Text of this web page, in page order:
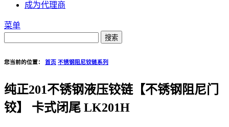
成为代理商
菜单
您当前的位置： 首页 不锈钢阻尼铰链系列
纯正201不锈钢液压铰链【不锈钢阻尼门
铰】 卡式闭尾 LK201H